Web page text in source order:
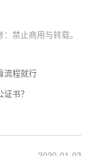
禁止商用与转载。
流程就行
书？